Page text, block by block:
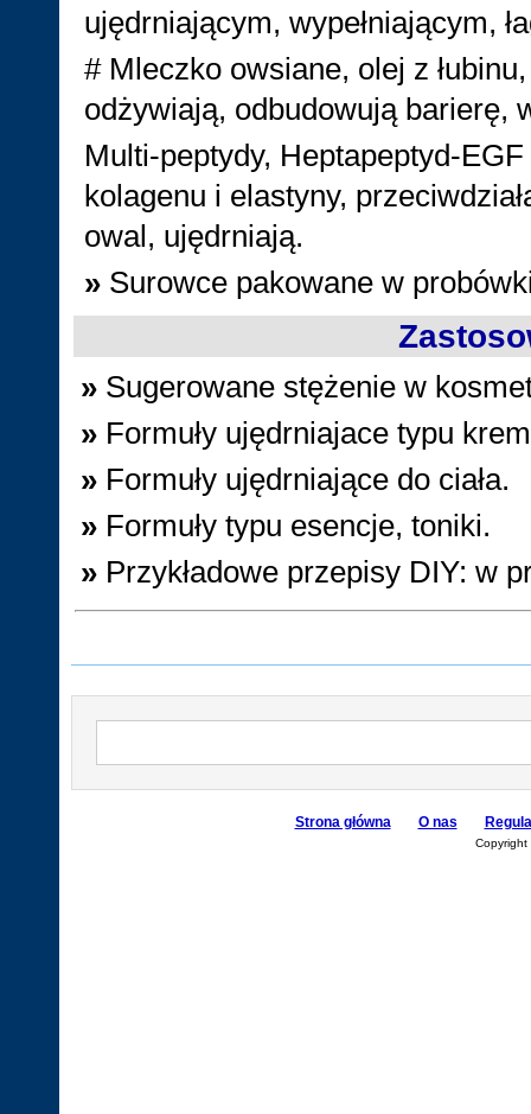
ujędrniającym, wypełniającym,
# Mleczko owsiane, olej z
odżywiają, odbudowują barierę,
Multi-peptydy, Heptapeptyd-
kolagenu i elastyny,
owal, ujędrniają.
» Surowce pakowane w
» Sugerowane stężenie w
» Formuły ujędrniajace typu
» Formuły ujędrniające do ciała.
» Formuły typu esencje, toniki.
» Przykładowe przepisy DIY: w
Strona główna O nas
Copyright